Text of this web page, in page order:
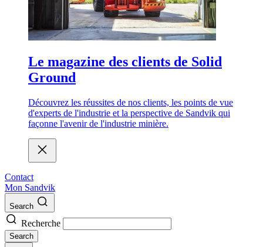
Le magazine des clients de Solid
Ground
Découvrez les réussites de nos clients, les points de vue
d'experts de l'industrie et la perspective de Sandvik qui
façonne l'avenir de l'industrie minière.
Contact
Mon Sandvik
Search
Recherche
Search